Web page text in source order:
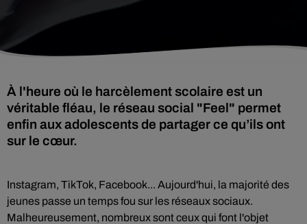
À l'heure où le harcèlement scolaire est un
véritable fléau, le réseau social "Feel" permet
enfin aux adolescents de partager ce qu’ils ont
Instagram, TikTok, Facebook... Aujourd'hui, la majorité des
jeunes passe un temps fou sur les réseaux sociaux.
Malheureusement, nombreux sont ceux qui font l'objet